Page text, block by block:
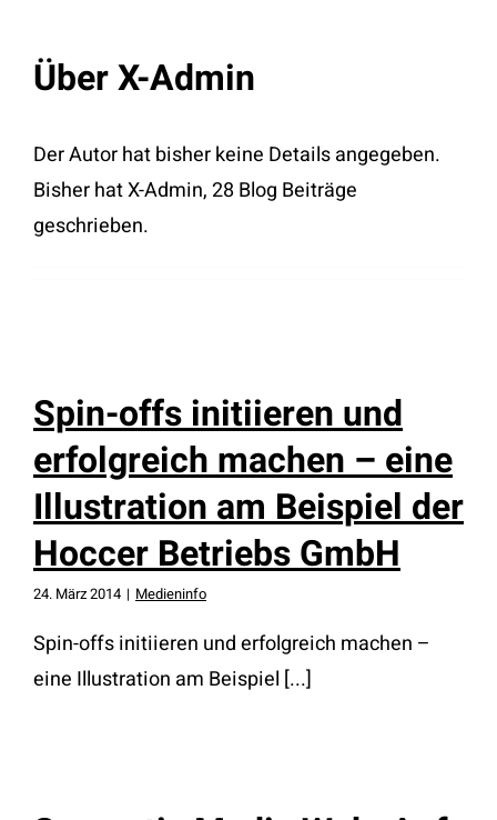
ÜberX-Admin
Der Autor hat bisher keine Details angegeben.
Bisher hat X-Admin, 28 Blog Beiträge
geschrieben.
Spin-offs initiieren und
erfolgreich machen – eine
Illustration am Beispiel der
Hoccer Betriebs GmbH
24. März 2014 | Medieninfo
Spin-offs initiieren und erfolgreich machen –
eine Illustration am Beispiel [...]